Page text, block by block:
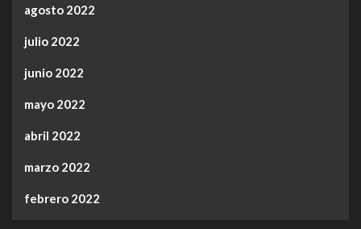
agosto 2022
julio 2022
junio 2022
mayo 2022
abril 2022
marzo 2022
febrero 2022